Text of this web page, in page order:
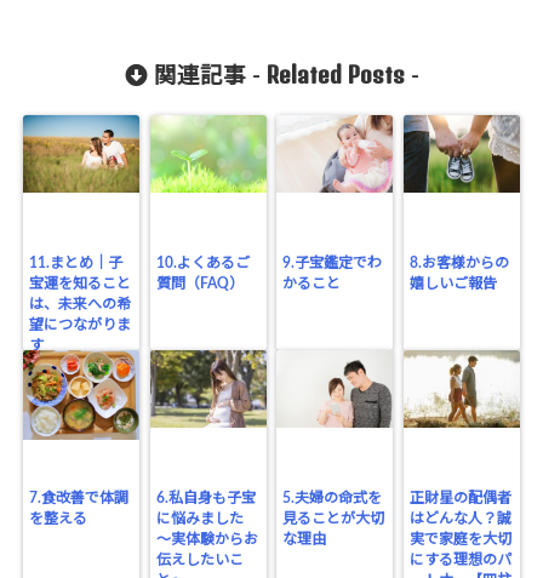
関連記事 - Related Posts-
11.まとめ｜子
宝運を知ること
は、未来への希
望につながりま
す
10.よくあるご
質問（FAQ）
9.子宝鑑定でわ
かること
8.お客様からの
嬉しいご報告
7.食改善で体調
を整える
6.私自身も子宝
に悩みました
〜実体験からお
伝えしたいこ
5.夫婦の命式を
見ることが大切
な理由
正財星の配偶者
はどんな人？誠
実で家庭を大切
にする理想のパ